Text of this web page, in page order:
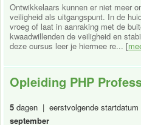
Ontwikkelaars kunnen er niet meer
veiligheid als uitgangspunt. In de
vroeg of laat in aanraking met de
kwaadwillenden de veiligheid en
deze cursus leer je hiermee re... [
Opleiding PHP
5 dagen | eerstvolgende startdatum
september